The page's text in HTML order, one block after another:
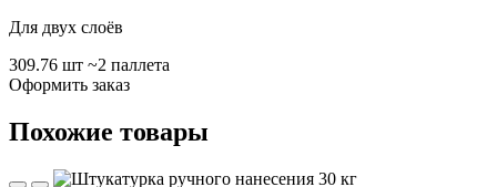
Для двух слоёв
309.76 шт ~2 паллета
Оформить заказ
Похожие товары